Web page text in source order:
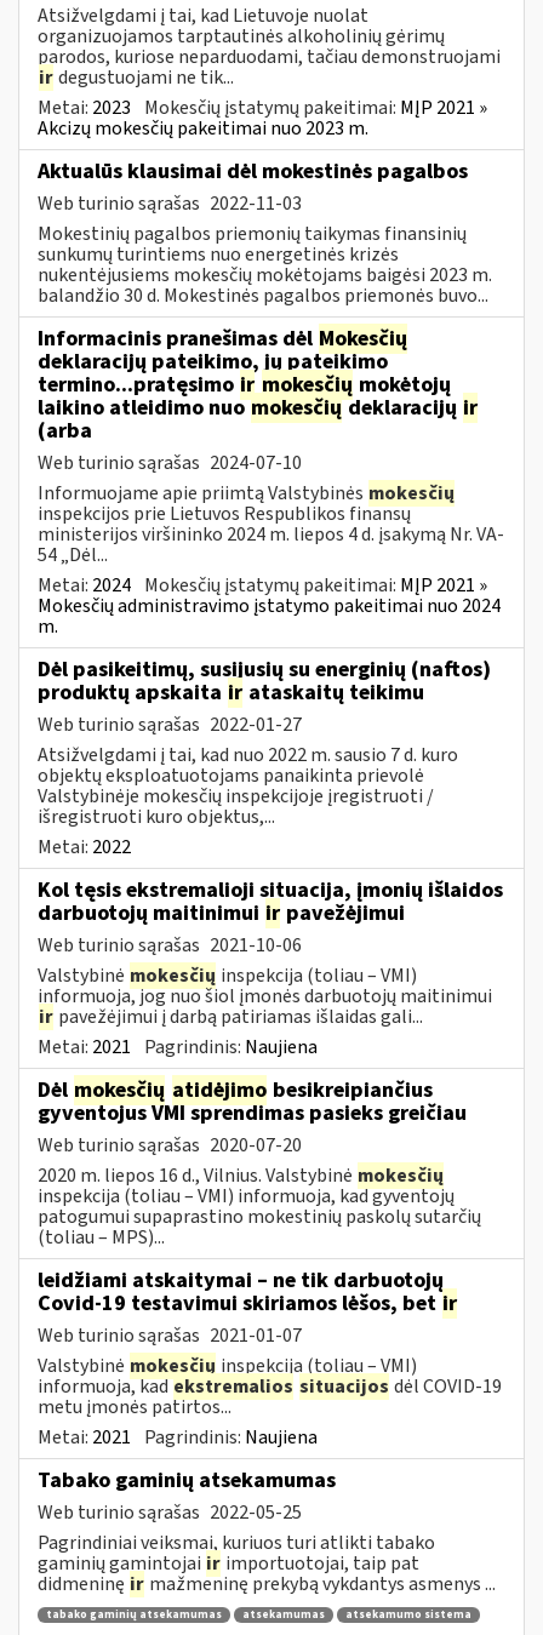
Atsižvelgdami į tai, kad Lietuvoje nuolat
organizuojamos tarptautinės alkoholinių gėrimų
parodos, kuriose neparduodami, tačiau demonstruojami
irdegustuojami ne tik...
Metai: 2023 Mokesčių įstatymų pakeitimai: MĮP 2021 »
Akcizų mokesčių pakeitimai nuo 2023 m.
Aktualūs klausimai dėl mokestinės pagalbos
Web turinio sąrašas 2022-11-03
Mokestinių pagalbos priemonių taikymas finansinių
sunkumų turintiems nuo energetinės krizės
nukentėjusiems mokesčių mokėtojams baigėsi 2023 m.
balandžio 30 d. Mokestinės pagalbos priemonės buvo...
Informacinis pranešimas dėl Mokesčių
deklaracijų pateikimo, jų pateikimo
termino...pratęsimo ir mokesčių mokėtojų
laikino atleidimo nuomokesčiųdeklaracijų ir
(arba
Web turinio sąrašas 2024-07-10
Informuojame apie priimtą Valstybinės mokesčių
inspekcijos prie Lietuvos Respublikos finansų
ministerijos viršininko 2024 m. liepos 4 d. įsakymą Nr. VA-
54 „Dėl...
Metai: 2024 Mokesčių įstatymų pakeitimai: MĮP 2021 »
Mokesčių administravimo įstatymo pakeitimai nuo 2024
m.
Dėl pasikeitimų, susijusių su energinių (naftos)
produktų apskaita ir ataskaitų teikimu
Web turinio sąrašas 2022-01-27
Atsižvelgdami į tai, kad nuo 2022 m. sausio 7 d. kuro
objektų eksploatuotojams panaikinta prievolė
Valstybinėje mokesčių inspekcijoje įregistruoti /
išregistruoti kuro objektus,...
Metai: 2022
Kol tęsis ekstremalioji situacija, įmonių išlaidos
darbuotojų maitinimui ir pavežėjimui
Web turinio sąrašas 2021-10-06
Valstybinė mokesčių inspekcija (toliau – VMI)
informuoja, jog nuo šiol įmonės darbuotojų maitinimui
ir pavežėjimui į darbą patiriamas išlaidas gali...
Metai: 2021 Pagrindinis: Naujiena
Dėl mokesčių atidėjimo besikreipiančius
gyventojus VMI sprendimas pasieks greičiau
Web turinio sąrašas 2020-07-20
2020 m. liepos 16 d., Vilnius. Valstybinė mokesčių
inspekcija (toliau – VMI) informuoja, kad gyventojų
patogumui supaprastino mokestinių paskolų sutarčių
(toliau – MPS)...
leidžiami atskaitymai – ne tik darbuotojų
Covid-19 testavimui skiriamos lėšos, bet ir
Web turinio sąrašas 2021-01-07
Valstybinė mokesčių inspekcija (toliau – VMI)
informuoja, kadekstremalios situacijos dėl COVID-19
metu įmonės patirtos...
Metai: 2021 Pagrindinis: Naujiena
Tabako gaminių atsekamumas
Web turinio sąrašas 2022-05-25
Pagrindiniai veiksmai, kuriuos turi atlikti tabako
gaminių gamintojai ir importuotojai, taip pat
didmeninę ir mažmeninę prekybą vykdantys asmenys ...
tabako gaminių atsekamumas atsekamumas atsekamumo sistema